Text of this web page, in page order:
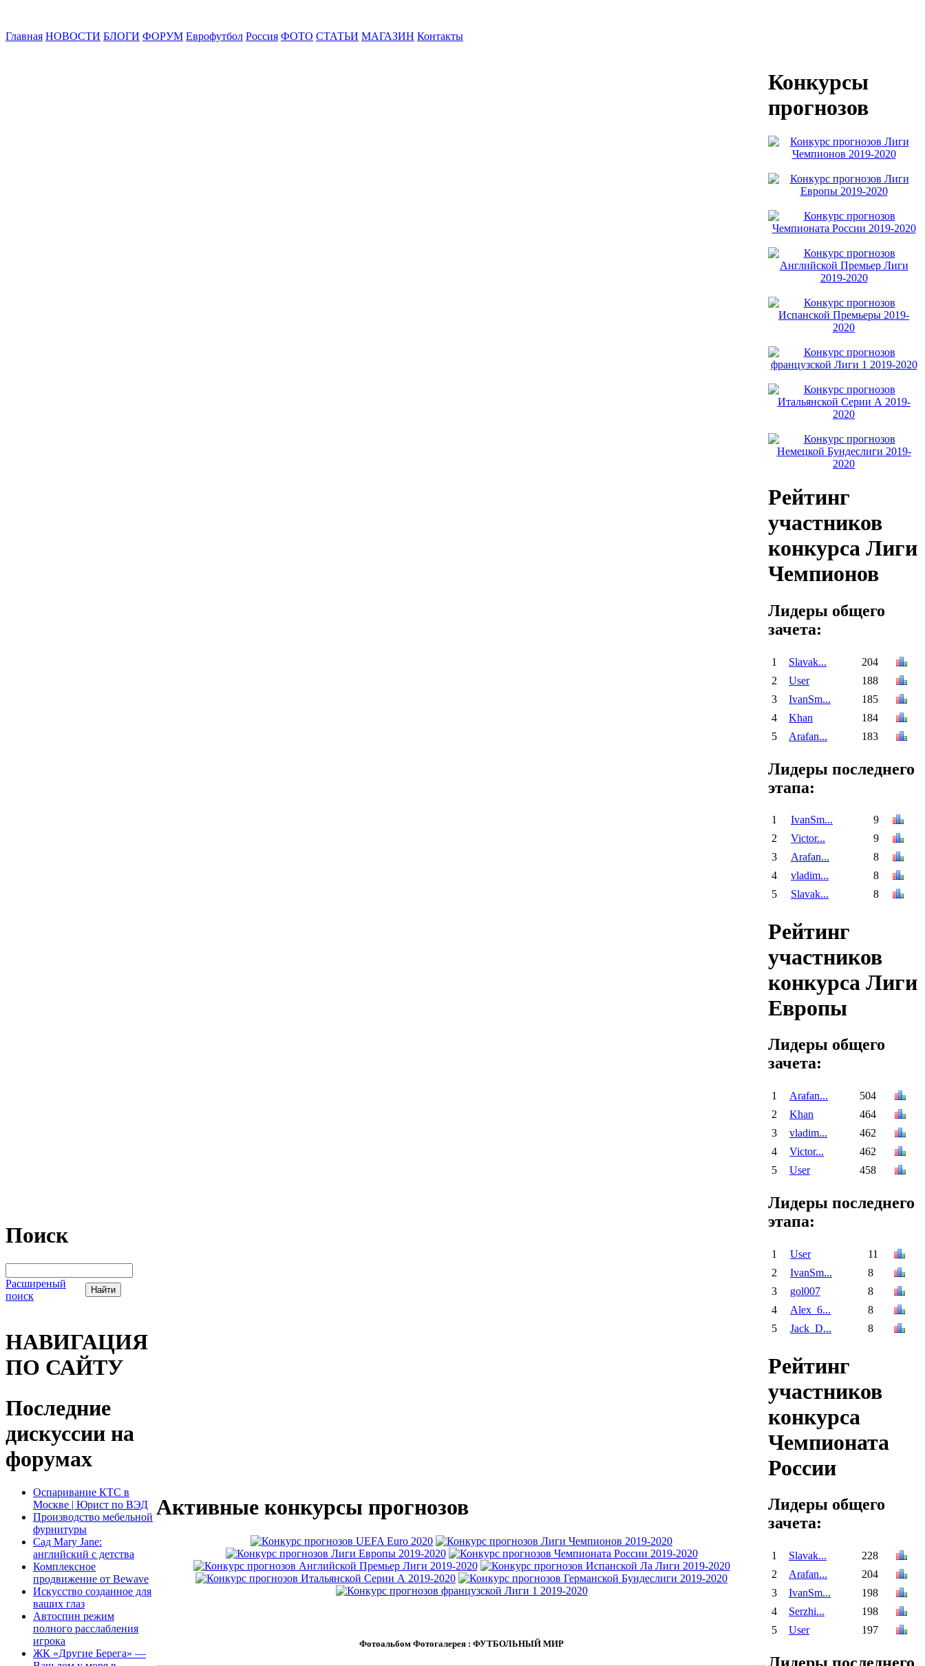
Главная НОВОСТИ БЛОГИ ФОРУМ Еврофутбол Россия ФОТО СТАТЬИ МАГАЗИН Контакты
Поиск
Расширеный
поиск
НАВИГАЦИЯ
ПО САЙТУ
Последние
дискуссии на
форумах
Оспаривание КТС в
Москве | Юрист по ВЭД
Производство мебельной
фурнитуры
Сад Mary Jane:
английский с детства
Комплексное
продвижение от Bewave
Искусство созданное для
ваших глаз
Автоспин режим
полного расслабления
игрока
ЖК «Другие Берега» —
Активные конкурсы прогнозов
Фотоальбом Фотогалерея : ФУТБОЛЬНЫЙ МИР
Конкурсы
прогнозов
Рейтинг
участников
конкурса Лиги
Чемпионов
Лидеры общего
зачета:
1 Slavak...
204
2
User
188
3
IvanSm...
185
4
Khan
184
5
Arafan... 183
Лидеры последнего
этапа:
1 IvanSm...
9
2
Victor...
9
3
Arafan...
8
4
vladim...
8
5
Slavak... 8
Рейтинг
участников
конкурса Лиги
Европы
Лидеры общего
зачета:
1 Arafan...
504
2
Khan
464
3
vladim...
462
4
Victor...
462
5
User 458
Лидеры последнего
этапа:
1 User
11
2
IvanSm...
8
3
gol007
8
4
Alex_6...
8
5
Jack_D... 8
Рейтинг
участников
конкурса
Чемпионата
России
Лидеры общего
зачета:
1 Slavak...
228
2
Arafan...
204
3
IvanSm...
198
4
Serzhi...
198
5
User 197
Лидеры последнего